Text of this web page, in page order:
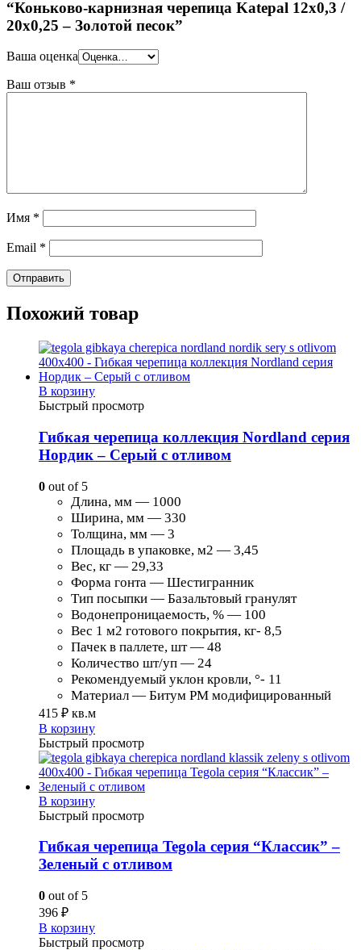
“Коньково-карнизная черепица Katepal 12х0,3 /
20х0,25 – Золотой песок”
Ваша оценка
Ваш отзыв *
Имя *
Email *
Похожий товар
В корзину
Быстрый просмотр
Гибкая черепица коллекция Nordland серия
Нордик – Серый с отливом
0 out of 5
Длина, мм — 1000
Ширина, мм — 330
Толщина, мм — 3
Площадь в упаковке, м2 — 3,45
Вес, кг — 29,33
Форма гонта — Шестигранник
Тип посыпки — Базальтовый гранулят
Водонепроницаемость, % — 100
Вес 1 м2 готового покрытия, кг- 8,5
Пачек в паллете, шт — 48
Количество шт/уп — 24
Рекомендуемый уклон кровли, °- 11
Материал — Битум PM модифицированный
415 ₽ кв.м
В корзину
Быстрый просмотр
В корзину
Быстрый просмотр
Гибкая черепица Tegola серия “Классик” –
Зеленый с отливом
0 out of 5
396 ₽
В корзину
Быстрый просмотр